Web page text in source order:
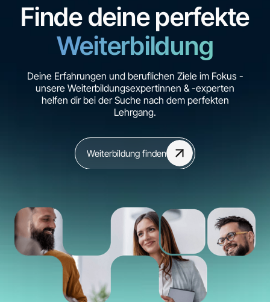
Finde deine perfekte
Weiterbildung
Deine Erfahrungen und beruflichen Ziele im Fokus -
unsere Weiterbildungsexpertinnen & -experten
helfen dir bei der Suche nach dem perfekten
Lehrgang.
Weiterbildung finden